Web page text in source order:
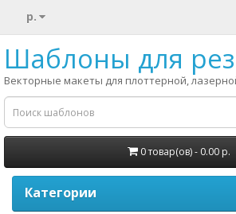
р.
Шаблоны для
Векторные макеты для плоттерной,
0 товар(ов) - 0.00 р.
Категории